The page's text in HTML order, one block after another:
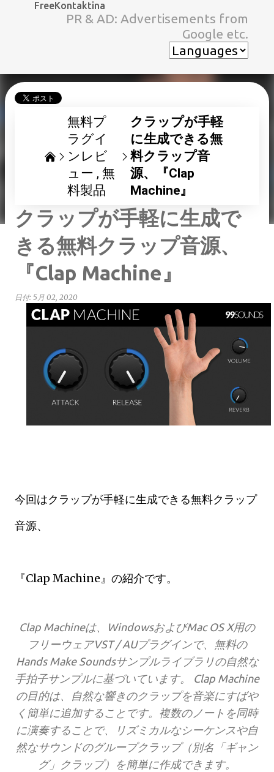
スキップしてメイン コンテンツに移動
FreeKontaktina
PR & AD: Advertisements from
Google etc.
無料プ
ラグイ
ンレビ
ュー
無
料製品
クラップが手軽
に生成できる無
料クラップ音
源、『Clap
Machine』
クラップが手軽に生成で
きる無料クラップ音源、
『Clap Machine』
日付: 5月 02, 2020
今回はクラップが手軽に生成できる無料クラップ
音源、
『Clap Machine』の紹介です。
Clap Machineは、WindowsおよびMac OS X用の
フリーウェアVST / AUプラグインで、無料の
Hands Make Soundsサンプルライブラリの自然な
手拍子サンプルに基づいています。 Clap Machine
の目的は、自然な響きのクラップを音楽にすばや
く簡単に追加することです。複数のノートを同時
に演奏することで、リズミカルなシーケンスや自
然なサウンドのグループクラップ（別名「ギャン
グ」クラップ）を簡単に作成できます。